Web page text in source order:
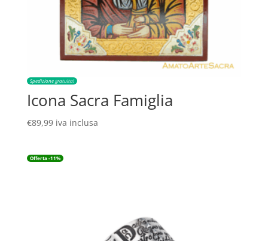
Spedizione gratuita!
Icona Sacra Famiglia
€89,99 iva inclusa
Offerta -11%